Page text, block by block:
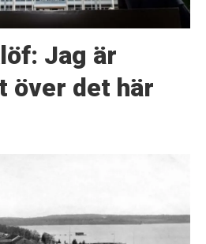
Jag är
över det här